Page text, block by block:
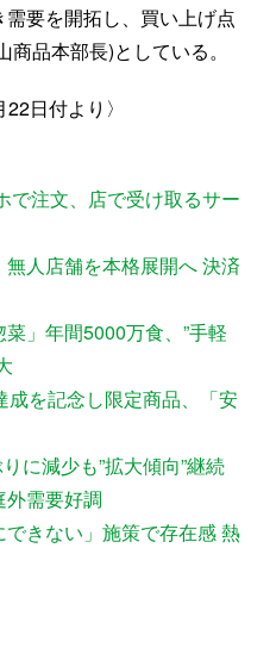
要を開拓し、買い上げ点
品本部長)としている。
日付より〉
で注文、店で受け取るサー
人店舗を本格展開へ 決済
」年間5000万食、”手軽
成を記念し限定商品、「安
に減少も”拡大傾向”継続
外需要好調
きない」施策で存在感 熱